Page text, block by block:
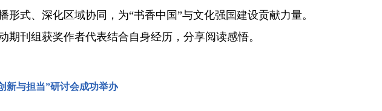
式、深化区域协同，为“书香中国”与文化强国建设贡献力量。
刊组获奖作者代表结合自身经历，分享阅读感悟。
新与担当”研讨会成功举办